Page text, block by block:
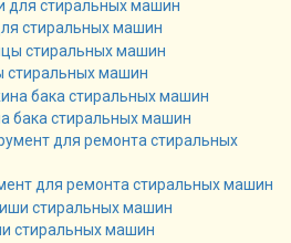
стиральных машин
стиральных машин
бака стиральных машин
для ремонта стиральных машин
стиральных машин